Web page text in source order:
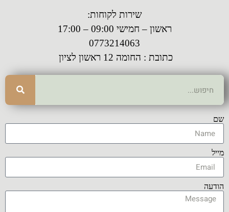
שירות לקוחות:
ראשון – חמישי 09:00 – 17:00
0773214063
כתובת : החומה 12 ראשון לציון
שם
מייל
הודעה